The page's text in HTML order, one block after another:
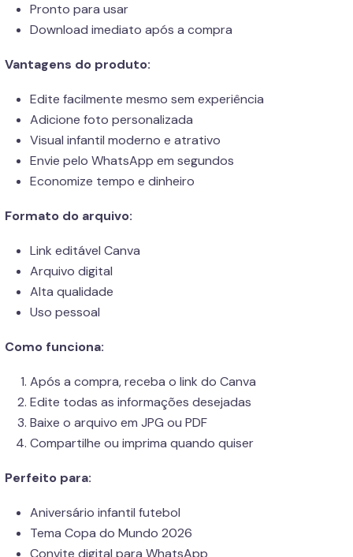
Pronto para usar
Download imediato após a compra
Vantagens do produto:
Edite facilmente mesmo sem experiência
Adicione foto personalizada
Visual infantil moderno e atrativo
Envie pelo WhatsApp em segundos
Economize tempo e dinheiro
Formato do arquivo:
Link editável Canva
Arquivo digital
Alta qualidade
Uso pessoal
Como funciona:
Após a compra, receba o link do Canva
Edite todas as informações desejadas
Baixe o arquivo em JPG ou PDF
Compartilhe ou imprima quando quiser
Perfeito para:
Aniversário infantil futebol
Tema Copa do Mundo 2026
Convite digital para WhatsApp